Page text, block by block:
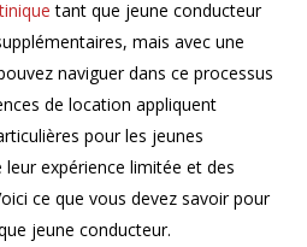
tant que jeune conducteur
mais avec une
naviguer dans ce processus
de location appliquent
pour les jeunes
expérience limitée et des
ce que vous devez savoir pour
jeune conducteur.